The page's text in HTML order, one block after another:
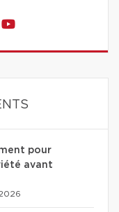
pour
avant